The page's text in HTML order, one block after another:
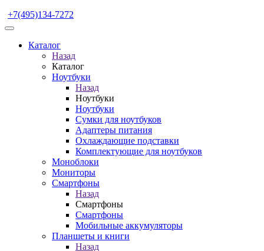
+7(495)134-7272
Каталог
Назад
Каталог
Ноутбуки
Назад
Ноутбуки
Ноутбуки
Сумки для ноутбуков
Адаптеры питания
Охлаждающие подставки
Комплектующие для ноутбуков
Моноблоки
Мониторы
Смартфоны
Назад
Смартфоны
Смартфоны
Мобильные аккумуляторы
Планшеты и книги
Назад